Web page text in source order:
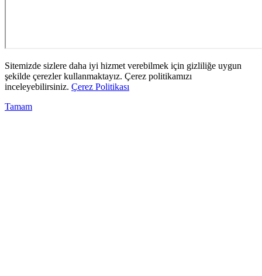
Sitemizde sizlere daha iyi hizmet verebilmek için gizliliğe uygun
şekilde çerezler kullanmaktayız. Çerez politikamızı
inceleyebilirsiniz. Çerez Politikası
Tamam